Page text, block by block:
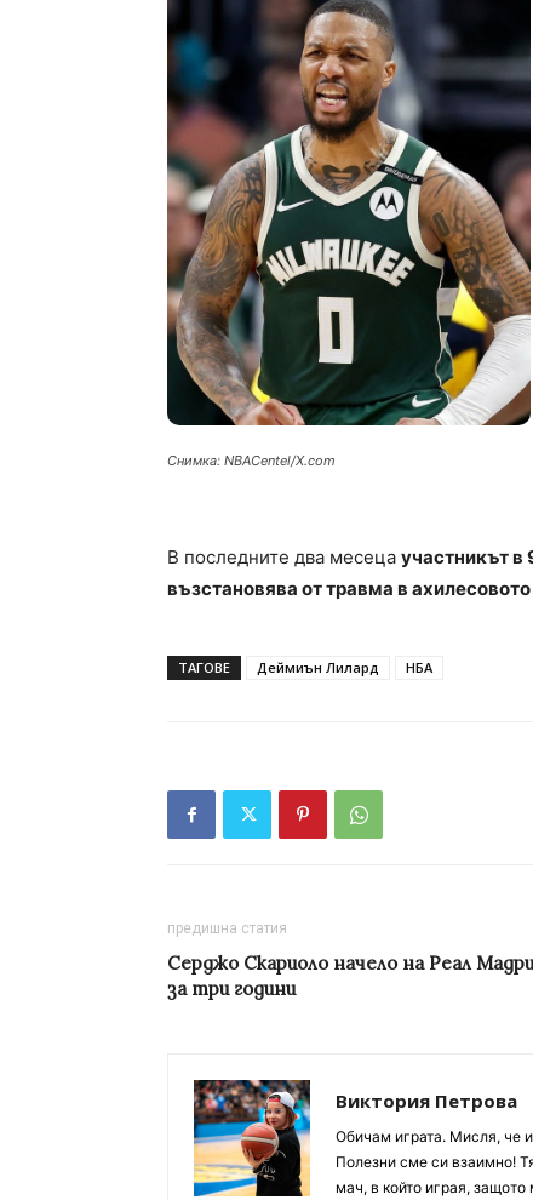
Снимка: NBACentel/X.com
В последните два месеца участникът в
възстановява от травма в
ТАГОВЕ Деймиън Лилард НБА
предишна статия
Серджо Скариоло начело на Реал
за три години
Виктория Петрова
Обичам играта. Мисля, че
Полезни сме си взаимно!
мач, в който играя,